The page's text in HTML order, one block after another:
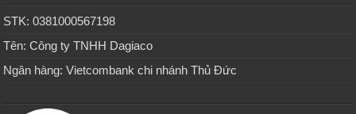
STK: 0381000567198
Tên: Công ty TNHH Dagiaco
Ngân hàng: Vietcombank chi nhánh Thủ Đức